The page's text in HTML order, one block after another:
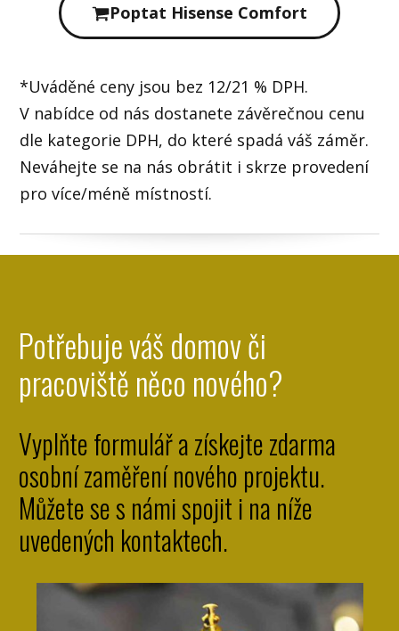
Poptat Hisense Comfort
*Uváděné ceny jsou bez 12/21 % DPH.
V nabídce od nás dostanete závěrečnou cenu
dle kategorie DPH, do které spadá váš záměr.
Neváhejte se na nás obrátit i skrze provedení
pro více/méně místností.
Potřebuje váš domov či
pracoviště něco nového?
Vyplňte formulář a získejte zdarma
osobní zaměření nového projektu.
Můžete se s námi spojit i na níže
uvedených kontaktech.